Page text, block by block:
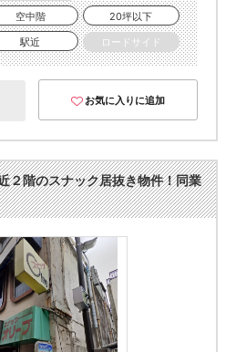
空中階
20坪以下
駅近 ロードサイド
お気に入りに追加
２階のスナック居抜き物件！同業